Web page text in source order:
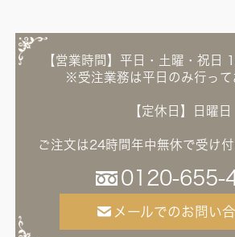
【営業時間】平日・土曜・祝日
※受注業務は平日のみ行って
【定休日】日曜日
ご注文は24時間年中無休で受け付
0120-655-
メールでのお問い